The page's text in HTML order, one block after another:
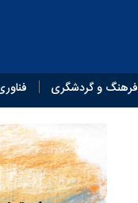
فرهنگ و گردشگری